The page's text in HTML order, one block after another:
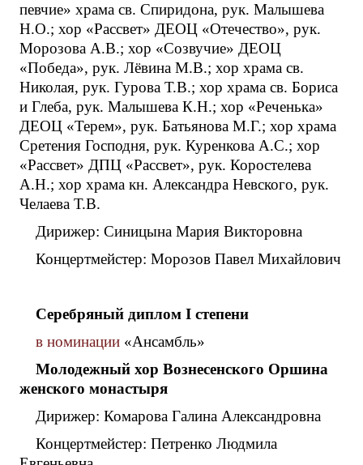
певчие» храма св. Спиридона, рук. Малышева
Н.О.; хор «Рассвет» ДЕОЦ «Отечество», рук.
Морозова А.В.; хор «Созвучие» ДЕОЦ
«Победа», рук. Лёвина М.В.; хор храма св.
Николая, рук. Гурова Т.В.; хор храма св. Бориса
и Глеба, рук. Малышева К.Н.; хор «Реченька»
ДЕОЦ «Терем», рук. Батьянова М.Г.; хор храма
Сретения Господня, рук. Куренкова А.С.; хор
«Рассвет» ДПЦ «Рассвет», рук. Коростелева
А.Н.; хор храма кн. Александра Невского, рук.
Челаева Т.В.
Дирижер: Синицына Мария Викторовна
Концертмейстер: Морозов Павел Михайлович
Серебряный диплом I степени
в номинации «Ансамбль»
Молодежный хор Вознесенского Оршина
женского монастыря
Дирижер: Комарова Галина Александровна
Концертмейстер: Петренко Людмила